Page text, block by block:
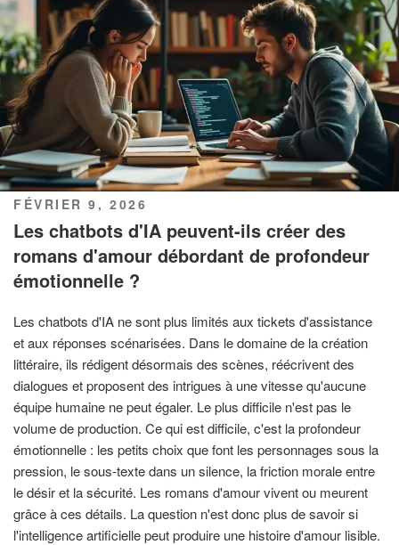
PUBLIÉ
LE
FÉVRIER 9, 2026
Les chatbots d'IA peuvent-ils créer des
romans d'amour débordant de profondeur
émotionnelle ?
Les chatbots d'IA ne sont plus limités aux tickets d'assistance
et aux réponses scénarisées. Dans le domaine de la création
littéraire, ils rédigent désormais des scènes, réécrivent des
dialogues et proposent des intrigues à une vitesse qu'aucune
équipe humaine ne peut égaler. Le plus difficile n'est pas le
volume de production. Ce qui est difficile, c'est la profondeur
émotionnelle : les petits choix que font les personnages sous la
pression, le sous-texte dans un silence, la friction morale entre
le désir et la sécurité. Les romans d'amour vivent ou meurent
grâce à ces détails. La question n'est donc plus de savoir si
l'intelligence artificielle peut produire une histoire d'amour lisible.